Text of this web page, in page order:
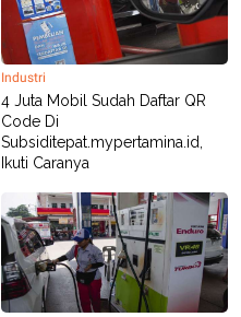
Industri
4 Juta Mobil Sudah Daftar QR
Code Di
Subsiditepat.mypertamina.id,
Ikuti Caranya